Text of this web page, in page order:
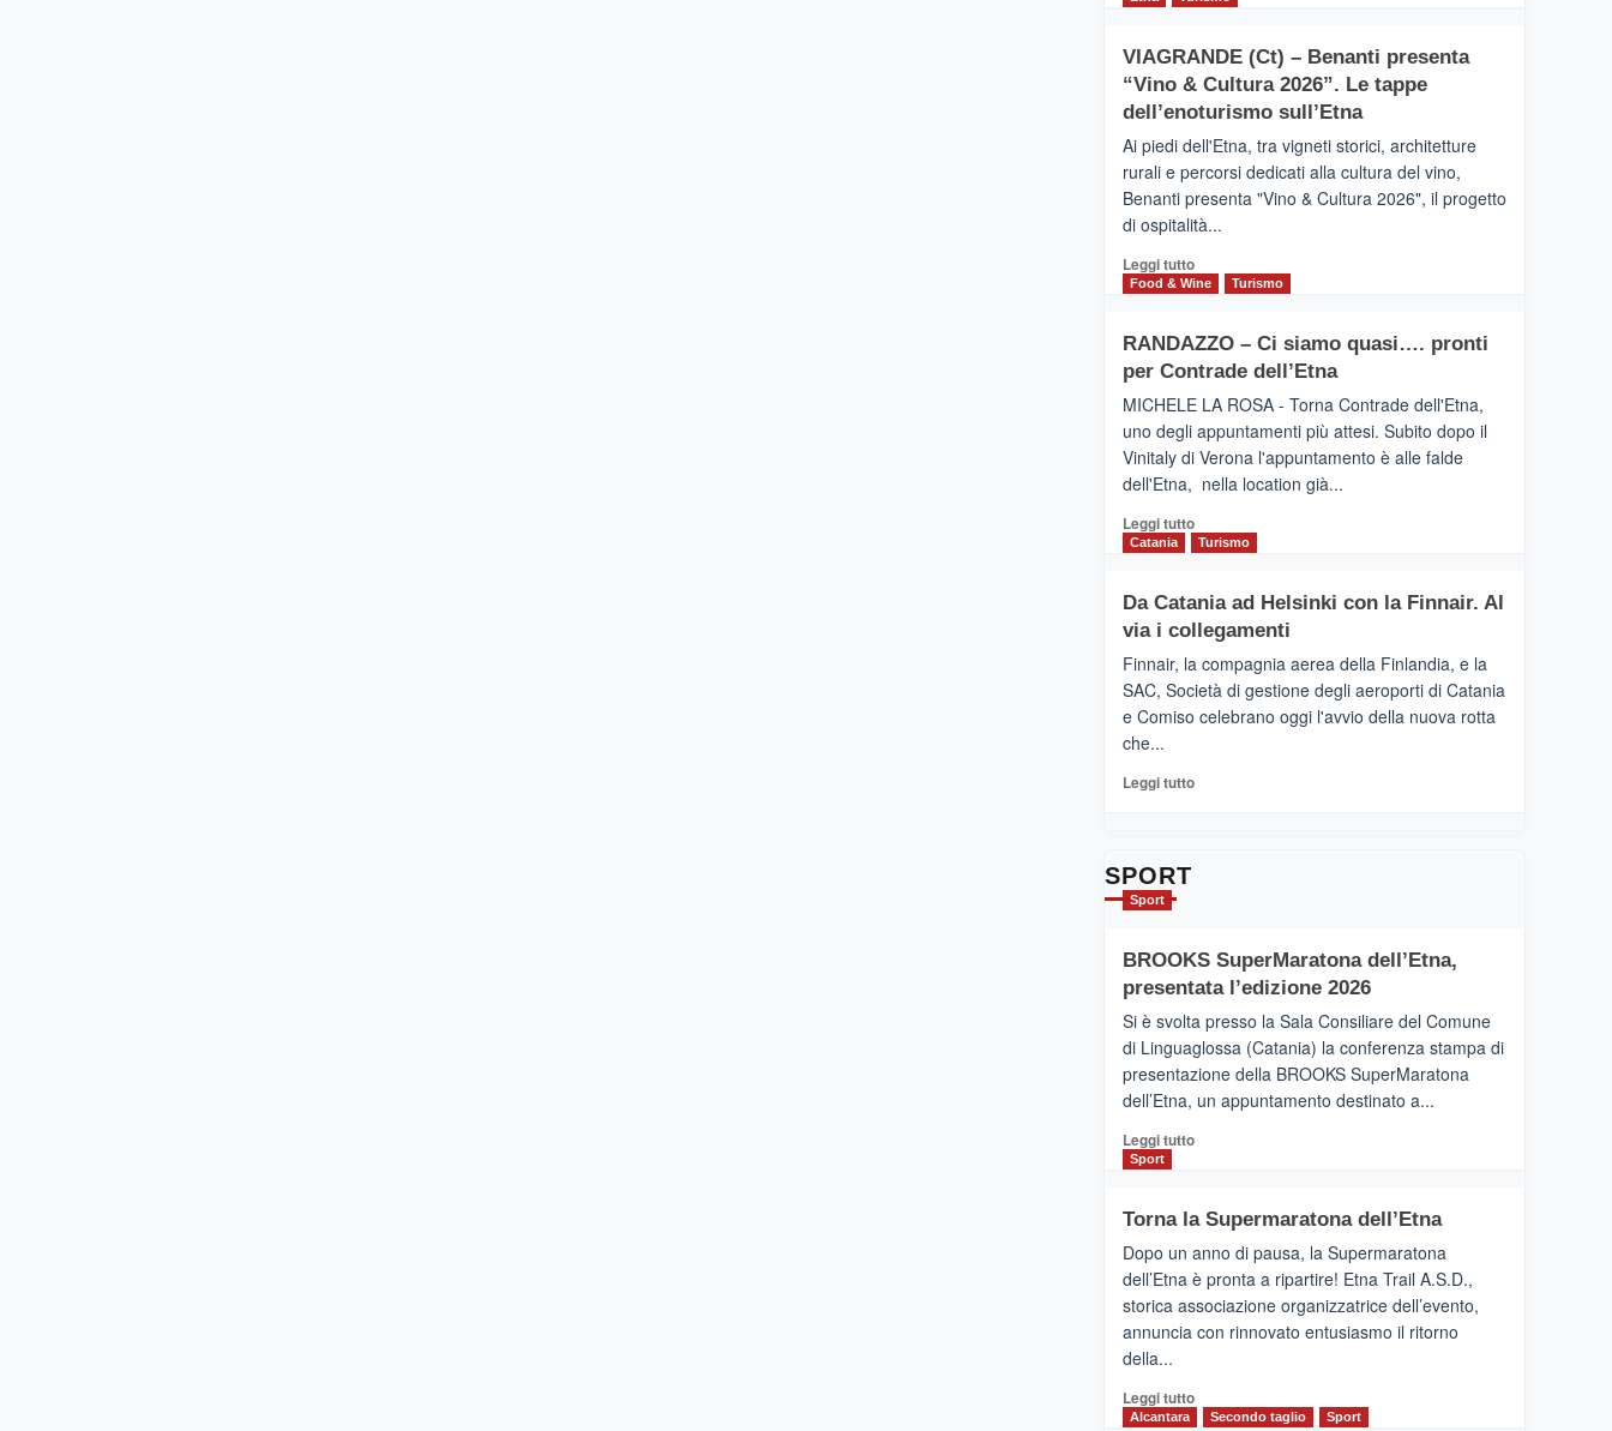
la
Valle
Alcantara
nei
primi
classifica
siciliana
IL
SAN
DOMENICO
TAORMINA,
UN
HOTEL
FOUR
PRESENTA
IL
SUMMER
BOOK
CLUB
VIAGRANDE (Ct) – Benanti presenta
“Vino & Cultura 2026”. Le tappe
dell’enoturismo sull’Etna
Ai piedi dell'Etna, tra vigneti storici, architetture
rurali e percorsi dedicati alla cultura del vino,
Benanti presenta "Vino & Cultura 2026", il progetto
di ospitalità...
Leggi tuttoLeggi
di
VIAGRANDE
(Ct)
–
presenta
“Vino
&
2026”.
Le
dell’enoturismo
sull’Etna
Food & Wine Turismo
RANDAZZO – Ci siamo quasi…. pronti
per Contrade dell’Etna
MICHELE LA ROSA - Torna Contrade dell'Etna,
uno degli appuntamenti più attesi. Subito dopo il
Vinitaly di Verona l'appuntamento è alle falde
dell'Etna, nella location già...
Leggi tuttoLeggi
di
RANDAZZO
–
siamo
quasi….
pronti
dell’Etna
Catania Turismo
Da Catania ad Helsinki con la Finnair. Al
via i collegamenti
Finnair, la compagnia aerea della Finlandia, e la
SAC, Società di gestione degli aeroporti di Catania
e Comiso celebrano oggi l'avvio della nuova rotta
che...
Leggi tuttoLeggi
con
la
Al
via
i
collegamenti
SPORT
Sport
BROOKS SuperMaratona dell’Etna,
presentata l’edizione 2026
Si è svolta presso la Sala Consiliare del Comune
di Linguaglossa (Catania) la conferenza stampa di
presentazione della BROOKS SuperMaratona
dell’Etna, un appuntamento destinato a...
Leggi tuttoLeggi
BROOKS
SuperMaratona
dell’Etna,
presentata
l’edizione
2026
Sport
Torna la Supermaratona dell’Etna
Dopo un anno di pausa, la Supermaratona
dell’Etna è pronta a ripartire! Etna Trail A.S.D.,
storica associazione organizzatrice dell’evento,
annuncia con rinnovato entusiasmo il ritorno
della...
Leggi tuttoLeggi
Alcantara Secondo taglio Sport